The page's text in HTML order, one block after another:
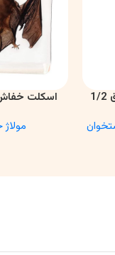
اطلاعات بیشتر
اسکلت خفاش